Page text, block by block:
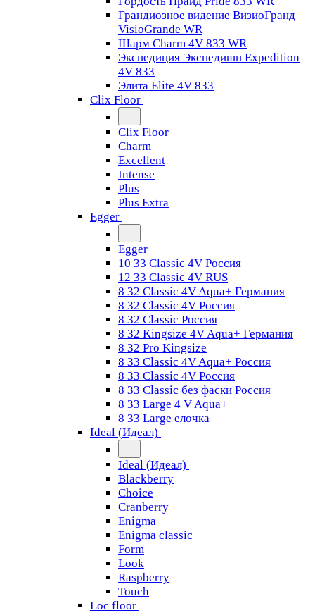
Грандиозное видение ВизиоГранд
VisioGrande WR
Шарм Charm 4V 833 WR
Экспедиция Экспедишн Expedition
4V 833
Элита Elite 4V 833
Clix Floor
Clix Floor
Charm
Excellent
Intense
Plus
Plus Extra
Egger
Egger
10 33 Classic 4V Россия
12 33 Classic 4V RUS
8 32 Classic 4V Aqua+ Германия
8 32 Classic 4V Россия
8 32 Classic Россия
8 32 Kingsize 4V Aqua+ Германия
8 32 Pro Kingsize
8 33 Classic 4V Aqua+ Россия
8 33 Classic 4V Россия
8 33 Classic без фаски Россия
8 33 Large 4 V Aqua+
8 33 Large елочка
Ideal (Идеал)
Ideal (Идеал)
Blackberry
Choice
Cranberry
Enigma
Enigma classic
Form
Look
Raspberry
Touch
Loc floor